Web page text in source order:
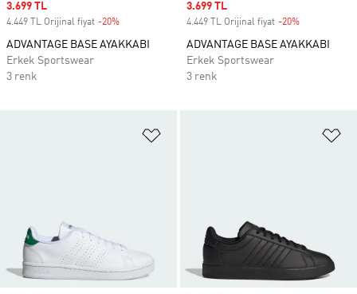
Sale price
3.699 TL
4.449 TL Orijinal fiyat -20%
ADVANTAGE BASE AYAKKABI
Erkek Sportswear
3 renk
Sale price
3.699 TL
4.449 TL Orijinal fiyat -20%
ADVANTAGE BASE AYAKKABI
Erkek Sportswear
3 renk